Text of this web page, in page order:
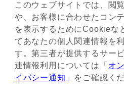
プレスリリース
【Databeat】AppsFlyer連
ールリリースのお知らせ
このウェブサイトでは、閲
や、お客様に合わせたコン
を表示するためにCookieな
てあなたの個人関連情報を
す。第三者が提供するサー
連情報利用については「 オ
イバシー通知 」をご確認く